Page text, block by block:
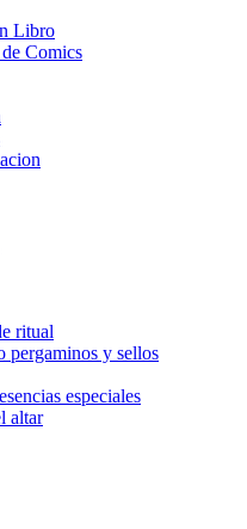
Libro
Comics
ritual
pergaminos y sellos
especiales
altar